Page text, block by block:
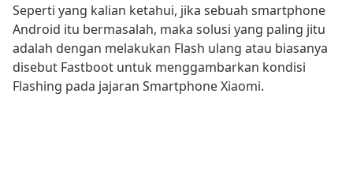
Seperti yang kalian ketahui, jika sebuah smartphone
Android itu bermasalah, maka solusi yang paling jitu
adalah dengan melakukan Flash ulang atau biasanya
disebut Fastboot untuk menggambarkan kondisi
Flashing pada jajaran Smartphone Xiaomi.